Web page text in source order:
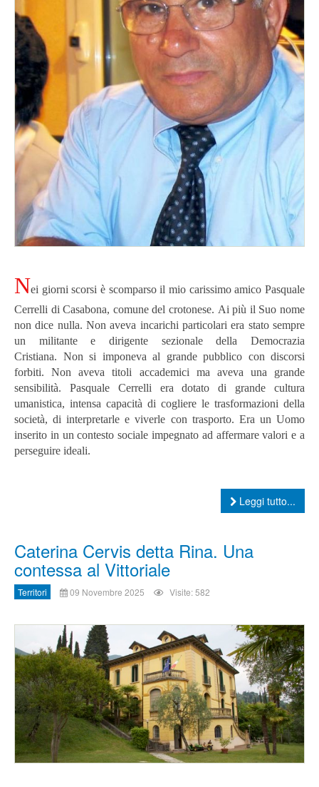
Nei giorni scorsi è scomparso il mio carissimo amico Pasquale
Cerrelli di Casabona, comune del crotonese. Ai più il Suo nome
non dice nulla. Non aveva incarichi particolari era stato sempre
un militante e dirigente sezionale della Democrazia
Cristiana. Non si imponeva al grande pubblico con discorsi
forbiti. Non aveva titoli accademici ma aveva una grande
sensibilità. Pasquale Cerrelli era dotato di grande cultura
umanistica, intensa capacità di cogliere le trasformazioni della
società, di interpretarle e viverle con trasporto. Era un Uomo
inserito in un contesto sociale impegnato ad affermare valori e a
perseguire ideali.
Leggi tutto...
Caterina Cervis detta Rina. Una
contessa al Vittoriale
Territori 09 Novembre 2025 Visite: 582